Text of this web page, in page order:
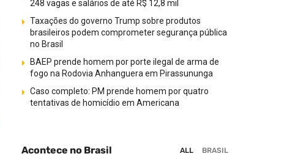
248 vagas e salários de até R$ 12,8 mil
Taxações do governo Trump sobre produtos
brasileiros podem comprometer segurança pública
no Brasil
BAEP prende homem por porte ilegal de arma de
fogo na Rodovia Anhanguera em Pirassununga
Caso completo: PM prende homem por quatro
tentativas de homicídio em Americana
Acontece no Brasil ALL BRASIL